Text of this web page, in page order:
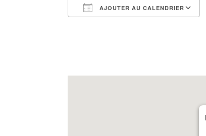
AJOUTER AU CALENDRIER